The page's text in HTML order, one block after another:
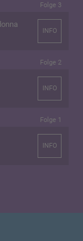
Folge 3
INFO
Folge 2
INFO
Folge 1
INFO